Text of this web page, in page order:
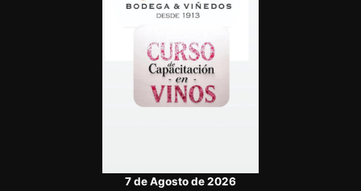
7 de Agosto de 2026